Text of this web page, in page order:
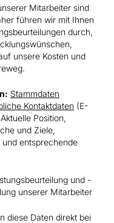
Mitarbeiter sind
führen wir mit Ihnen
durch,
unsere Kosten und
Stammdaten
Kontaktdaten (E-
Position,
und Ziele,
entsprechende
und -
unserer Mitarbeiter
diese Daten direkt bei